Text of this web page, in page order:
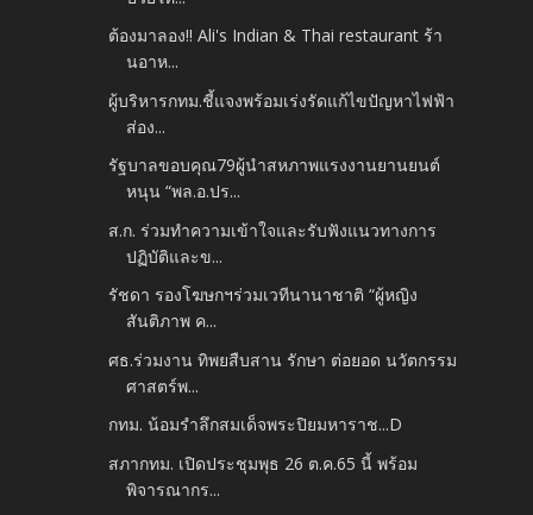
ต้องมาลอง!! Ali's Indian & Thai restaurant ร้า
นอาห...
ผู้บริหารกทม.ชี้แจงพร้อมเร่งรัดแก้ไขปัญหาไฟฟ้า
ส่อง...
รัฐบาลขอบคุณ79ผู้นำสหภาพแรงงานยานยนต์
หนุน “พล.อ.ปร...
ส.ก. ร่วมทำความเข้าใจและรับฟังแนวทางการ
ปฏิบัติและข...
รัชดา รองโฆษกฯร่วมเวทีนานาชาติ “ผู้หญิง
สันติภาพ ค...
ศธ.ร่วมงาน ทิพยสืบสาน รักษา ต่อยอด นวัตกรรม
ศาสตร์พ...
กทม. น้อมรำลึกสมเด็จพระปิยมหาราช...D
สภากทม. เปิดประชุมพุธ 26 ต.ค.65 นี้ พร้อม
พิจารณากร...